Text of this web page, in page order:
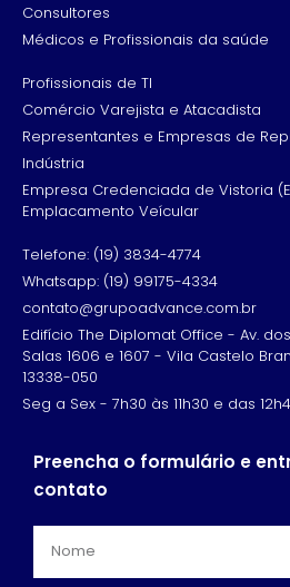
Consultores
Médicos e Profissionais da saúde
Profissionais de TI
Comércio Varejista e Atacadista
Representantes e Empresas de
Indústria
Empresa Credenciada de Vistoria
Emplacamento Veícular
Telefone: (19) 3834-4774
Whatsapp: (19) 99175-4334
contato@grupoadvance.com.br
Edifício The Diplomat Office - Av.
Salas 1606 e 1607 - Vila Castelo
13338-050
Seg a Sex - 7h30 às 11h30 e das
Preencha o formulário e
contato